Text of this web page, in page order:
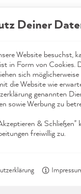
Deiner
Website besuchst,
in Form von Cookies.
sich
die Website wie
genannten
sowie Werbung zu
&
freiwillig zu.